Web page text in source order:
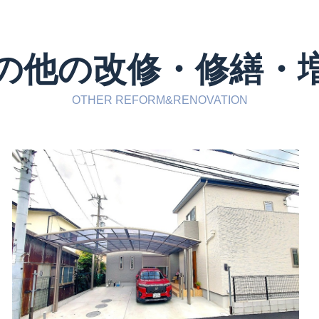
他の改修・修繕・
OTHER REFORM&RENOVATION